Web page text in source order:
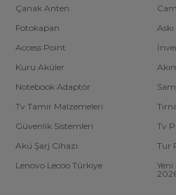
Çanak Anten
Fotokapan
Access Point
Kuru Aküler
Notebook Adaptör
Tv Tamir Malzemeleri
Güvenlik Sistemleri
Tv
Akü Şarj Cihazı
Tur
Lenovo Lecoo Türkiye